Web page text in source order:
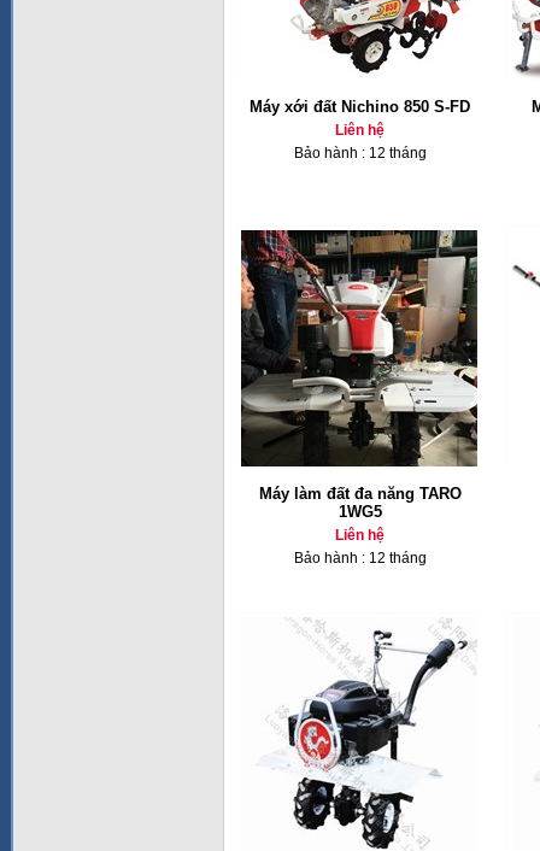
Máy xới đất Nichino 850 S-FD
Liên hệ
Bảo hành : 12 tháng
Máy làm đất đa năng TARO
1WG5
Liên hệ
Bảo hành : 12 tháng